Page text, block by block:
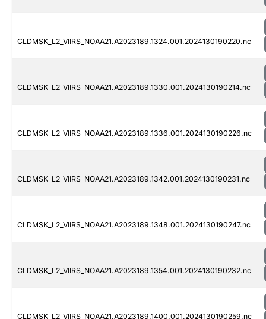
CLDMSK_L2_VIIRS_NOAA21.A2023189.1324.001.2024130190220.nc
CLDMSK_L2_VIIRS_NOAA21.A2023189.1330.001.2024130190214.nc
CLDMSK_L2_VIIRS_NOAA21.A2023189.1336.001.2024130190226.nc
CLDMSK_L2_VIIRS_NOAA21.A2023189.1342.001.2024130190231.nc
CLDMSK_L2_VIIRS_NOAA21.A2023189.1348.001.2024130190247.nc
CLDMSK_L2_VIIRS_NOAA21.A2023189.1354.001.2024130190232.nc
CLDMSK_L2_VIIRS_NOAA21.A2023189.1400.001.2024130190259.nc